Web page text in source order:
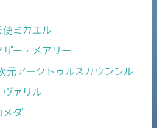
ミカエル
ー・メアリー
元アークトゥルスカウンシル
ヴァリル
メダ